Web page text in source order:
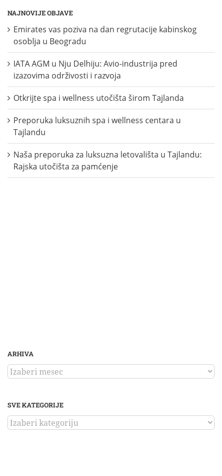
NAJNOVIJE OBJAVE
Emirates vas poziva na dan regrutacije kabinskog
osoblja u Beogradu
IATA AGM u Nju Delhiju: Avio-industrija pred
izazovima održivosti i razvoja
Otkrijte spa i wellness utočišta širom Tajlanda
Preporuka luksuznih spa i wellness centara u
Tajlandu
Naša preporuka za luksuzna letovališta u Tajlandu:
Rajska utočišta za pamćenje
ARHIVA
ARHIVA
SVE KATEGORIJE
SVE
KATEGORIJE